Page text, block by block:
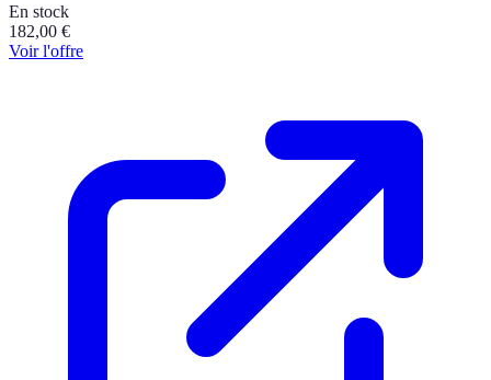
En stock
182,00 €
Voir l'offre